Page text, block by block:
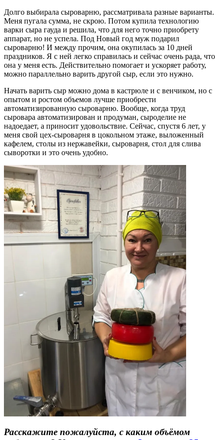
Долго выбирала сыроварню, рассматривала разные варианты.
Меня пугала сумма, не скрою. Потом купила технологию
варки сыра гауда и решила, что для него точно приобрету
аппарат, но не успела. Под Новый год муж подарил
сыроварню! И между прочим, она окупилась за 10 дней
праздников. Я с ней легко справилась и сейчас очень рада, что
она у меня есть. Действительно помогает и ускоряет работу,
можно параллельно варить другой сыр, если это нужно.
Начать варить сыр можно дома в кастрюле и с венчиком, но с
опытом и ростом объемов лучше приобрести
автоматизированную сыроварню. Вообще, когда труд
сыровара автоматизирован и продуман, сыроделие не
надоедает, а приносит удовольствие. Сейчас, спустя 6 лет, у
меня свой цех-сыроварня в цокольном этаже, выложенный
кафелем, столы из нержавейки, сыроварня, стол для слива
сыворотки и это очень удобно.
Расскажите пожалуйста, с каким объёмом